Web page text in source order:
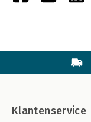
Klantenservice